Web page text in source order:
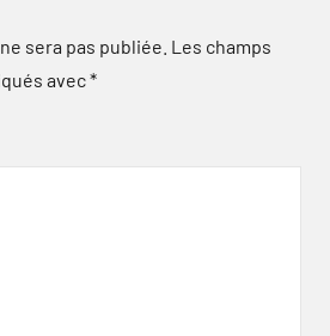
sera pas publiée. Les champs
avec*